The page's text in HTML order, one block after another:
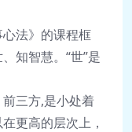
法》的课程框
知智慧。“世”是
三方,是小处着
在更高的层次上，